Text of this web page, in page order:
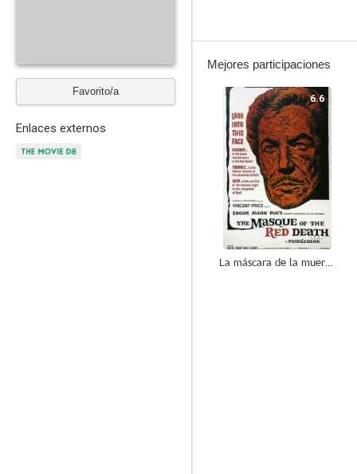
Favorito/a
Enlaces externos
Mejores participaciones
6.6
La máscara de la muerte roja